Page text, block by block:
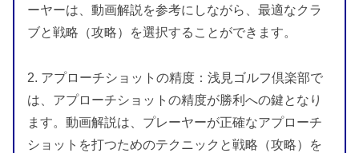
ーヤーは、動画解説を参考にしながら、最適なクラ
ブと戦略（攻略）を選択することができます。
2. アプローチショットの精度：浅見ゴルフ倶楽部で
は、アプローチショットの精度が勝利への鍵となり
ます。動画解説は、プレーヤーが正確なアプローチ
ショットを打つためのテクニックと戦略（攻略）を